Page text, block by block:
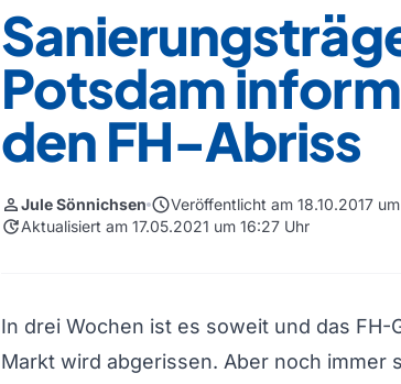
Potsdam
den FH-Abriss
personJule Sönnichsen scheduleVeröffentlicht am 18.10.2017
updateAktualisiert am 17.05.2021 um 16:27 Uhr
In drei Wochen ist es soweit und das FH-
Markt wird abgerissen. Aber noch immer